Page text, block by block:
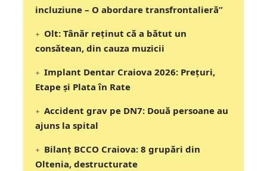
incluziune – O abordare transfrontalieră”
Olt: Tânăr reţinut că a bătut un
consătean, din cauza muzicii
Implant Dentar Craiova 2026: Preţuri,
Etape şi Plata în Rate
Accident grav pe DN7: Două persoane au
ajuns la spital
Bilanț BCCO Craiova: 8 grupări din
Oltenia, destructurate